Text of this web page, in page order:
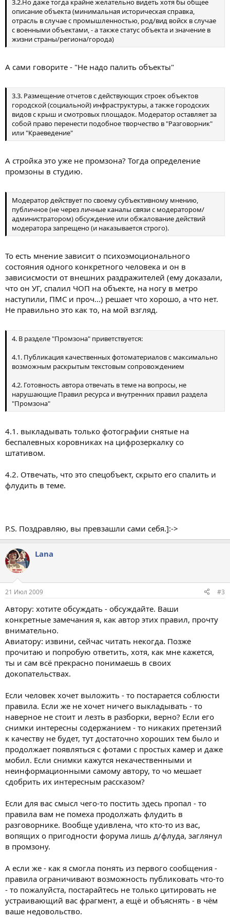
нарушающие Правил ресурса и внутренних правил раздела
"Промзона"
описание объекта (минимальная историческая справка,
отрасль в случае с промышленностью, род/вид войск в случае
с военными объектами, - а также статус объекта и значение в
жизни страны/региона/города)
А сами говорите - "Не надо палить объекты"
3.3. Размещение отчетов с действующих строек объектов
городской (социальной) инфраструктуры, а также городских
видов с крыш и смотровых площадок. Модератор оставляет за
собой право перенести подобное творчество в "Разговорник"
или "Краеведение"
А стройка это уже не промзона? Тогда определение
промзоны в студию.
Модератор действует по своему субъективному мнению,
публичное (не через личные каналы связи с модератором/
администратором) обсуждение или обжалование действий
модератора запрещено (и наказывается строго).
То есть мнение зависит о психоэмоционального
состояния одного конкретного человека и он в
зависисмости от внешних раздражителей (ему доказали,
что он УГ, спалил ЧОП на объекте, на ногу в метро
наступили, ПМС и проч...) решает что хорошо, а что нет.
Не правильно это как то, на мой взгляд.
4. В разделе "Промзона" приветствуется:
4.1. Публикация качественных фотоматериалов с максимально
возможным раскрытым текстовым сопровождением
4.2. Готовность автора отвечать в теме на вопросы, не
нарушающие Правил ресурса и внутренних правил раздела
"Промзона"
4.1. выкладывать только фотографии снятые на
беспалевных коровниках на цифрозеркалку со
штативом.
4.2. Отвечать, что это спецобъект, скрыто его спалить и
флудить в теме.
P.S. Поздравляю, вы превзашли сами себя.]:->
Lana
21 Июл 2009 #3
Автору: хотите обсуждать - обсуждайте. Ваши
конкретные замечания я, как автор этих правил, прочту
внимательно.
Авиатору: извини, сейчас читать некогда. Позже
прочитаю и попробую ответить, хотя, как мне кажется,
ты и сам всё прекрасно понимаешь в своих
докопательствах.
Если человек хочет выложить - то постарается соблюсти
правила. Если же не хочет ничего выкладывать - то
наверное не стоит и лезть в разборки, верно? Если его
снимки интересны содержанием - то никаких претензий
к качеству не будет, тут достаточно хороших тем было и
продолжает появляться с фотами с простых камер и даже
мобил. Если снимки кажутся некачественными и
неинформационными самому автору, то чо мешает
сдобрить их интересным рассказом?
Если для вас смысл чего-то постить здесь пропал - то
правила вам не помеха продолжать флудить в
разговорнике. Вообще удивлена, что кто-то из вас,
вопящих о пригодности форума лишь д/флуда, заглянул
в промзону.
А если же - как я смогла понять из первого сообщения -
правила ограничивают возможность публиковать что-то
- то пожалуйста, постарайтесь не только цитировать не
устраивающий вас фрагмент, а ещё и объяснять - в чём
ваше недовольство.